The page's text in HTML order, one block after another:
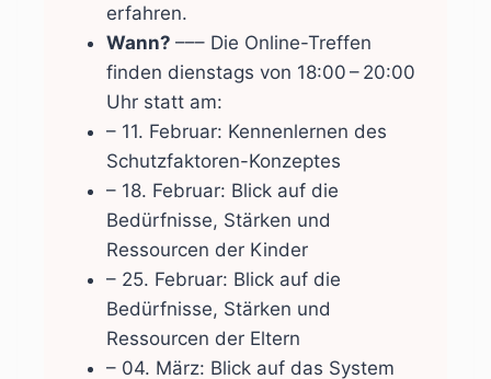
erfahren.
Wann? ––– Die Online-Treffen
finden dienstags von 18:00 – 20:00
Uhr statt am:
– 11. Februar: Kennenlernen des
Schutzfaktoren-Konzeptes
– 18. Februar: Blick auf die
Bedürfnisse, Stärken und
Ressourcen der Kinder
– 25. Februar: Blick auf die
Bedürfnisse, Stärken und
Ressourcen der Eltern
– 04. März: Blick auf das System